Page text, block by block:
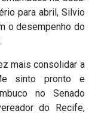
para abril, Silvio
o desempenho do
mais consolidar a
sinto pronto e
no Senado
do Recife,